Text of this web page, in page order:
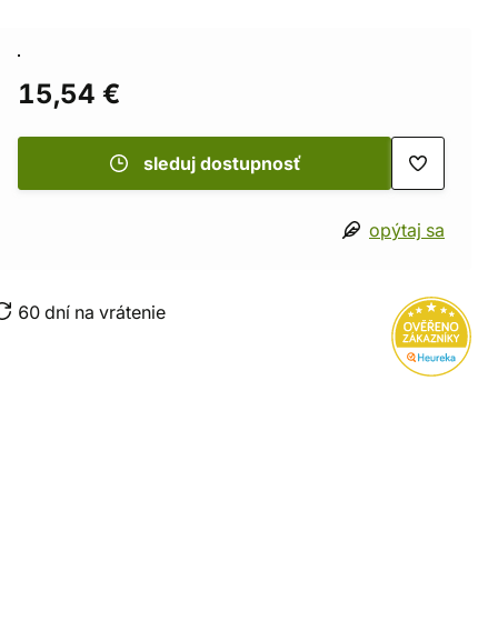
15,54 €
sleduj dostupnosť
opýtaj sa
60 dní na vrátenie